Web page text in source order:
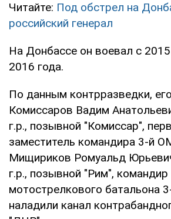
Читайте: Под обстрел на
российский генерал
На Донбассе он воевал с
2016 года.
По данным контрразведки,
Комиссаров Вадим
г.р., позывной "Комиссар",
заместитель командира 3-й
Мищириков Ромуальд
г.р., позывной "Рим", командир
мотострелкового батальона
наладили канал